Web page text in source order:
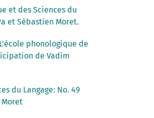
et des Sciences du
et Sébastien Moret.
phonologique de
de Vadim
du Langage: No. 49